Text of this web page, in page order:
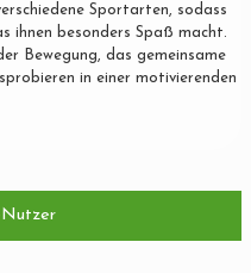
Sportarten, sodass
ihnen besonders Spaß macht.
Bewegung, das gemeinsame
in einer motivierenden